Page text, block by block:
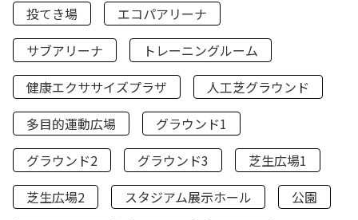
投てき場
エコパアリーナ
サブアリーナ
トレーニングルーム
健康エクササイズプラザ
人工芝グラウンド
多目的運動広場
グラウンド1
グラウンド2
グラウンド3
芝生広場1
芝生広場2
スタジアム展示ホール
公園